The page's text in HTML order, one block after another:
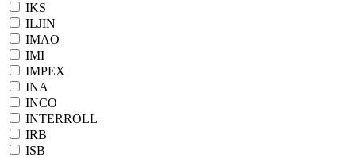
IKS
ILJIN
IMAO
IMI
IMPEX
INA
INCO
INTERROLL
IRB
ISB